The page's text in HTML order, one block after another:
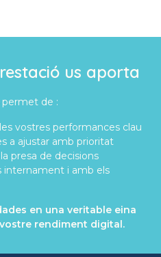
us aporta
de :
vostres performances clau
a ajustar amb prioritat
presa de decisions
internament i amb els
en una veritable eina
rendiment digital.